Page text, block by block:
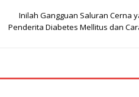
Inilah Gangguan Saluran Cerna
Penderita Diabetes Mellitus dan